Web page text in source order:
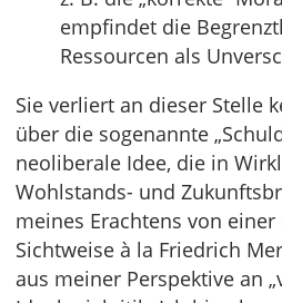
empfindet die
Ressourcen als
Sie verliert an dieser Stelle
über die sogenannte
neoliberale Idee, die in
Wohlstands- und
meines Erachtens von
Sichtweise à la Friedrich
aus meiner Perspektive an